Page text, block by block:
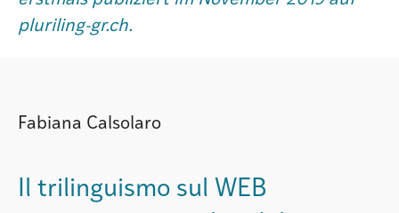
pluriling-gr.ch.
Fabiana Calsolaro
Il trilinguismo sul WEB